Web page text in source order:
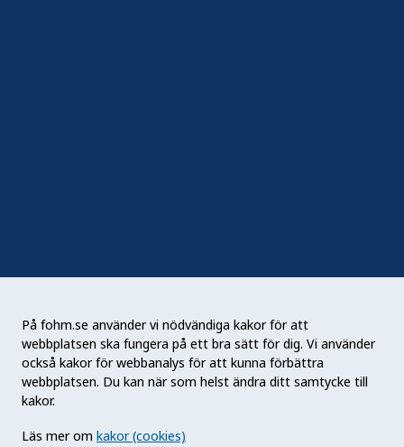
På fohm.se använder vi nödvändiga kakor för att
webbplatsen ska fungera på ett bra sätt för dig. Vi använder
också kakor för webbanalys för att kunna förbättra
webbplatsen. Du kan när som helst ändra ditt samtycke till
kakor.
Läs mer om kakor (cookies)
Folkhälsomyndigheten (Fohm) är en nationell
kunskapsmyndighet som arbetar för en bättre
folkhälsa. Det gör myndigheten genom att